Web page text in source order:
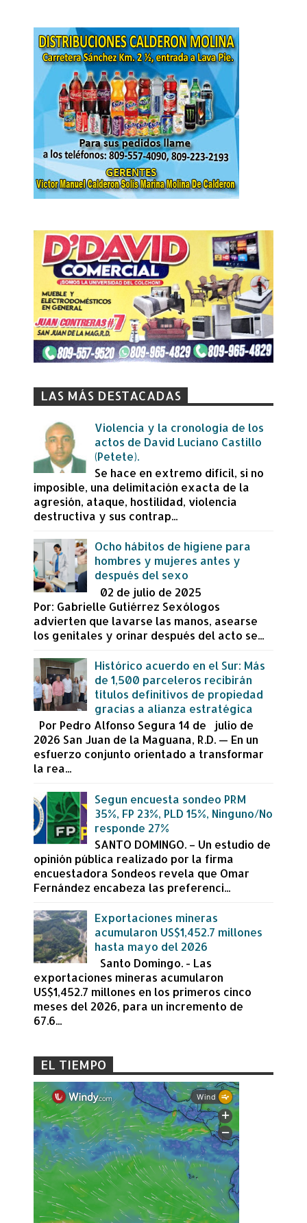
LAS MÁS DESTACADAS
Violencia y la cronología de los
actos de David Luciano Castillo
(Petete).
Se hace en extremo difícil, si no
imposible, una delimitación exacta de la
agresión, ataque, hostilidad, violencia
destructiva y sus contrap...
Ocho hábitos de higiene para
hombres y mujeres antes y
después del sexo
02 de julio de 2025
Por: Gabrielle Gutiérrez Sexólogos
advierten que lavarse las manos, asearse
los genitales y orinar después del acto se...
Histórico acuerdo en el Sur: Más
de 1,500 parceleros recibirán
títulos definitivos de propiedad
gracias a alianza estratégica
Por Pedro Alfonso Segura 14 de julio de
2026 San Juan de la Maguana, R.D. — En un
esfuerzo conjunto orientado a transformar
la rea...
Segun encuesta sondeo PRM
35%, FP 23%, PLD 15%, Ninguno/No
responde 27%
SANTO DOMINGO. – Un estudio de
opinión pública realizado por la firma
encuestadora Sondeos revela que Omar
Fernández encabeza las preferenci...
Exportaciones mineras
acumularon US$1,452.7 millones
hasta mayo del 2026
Santo Domingo. - Las
exportaciones mineras acumularon
US$1,452.7 millones en los primeros cinco
meses del 2026, para un incremento de
67.6...
EL TIEMPO